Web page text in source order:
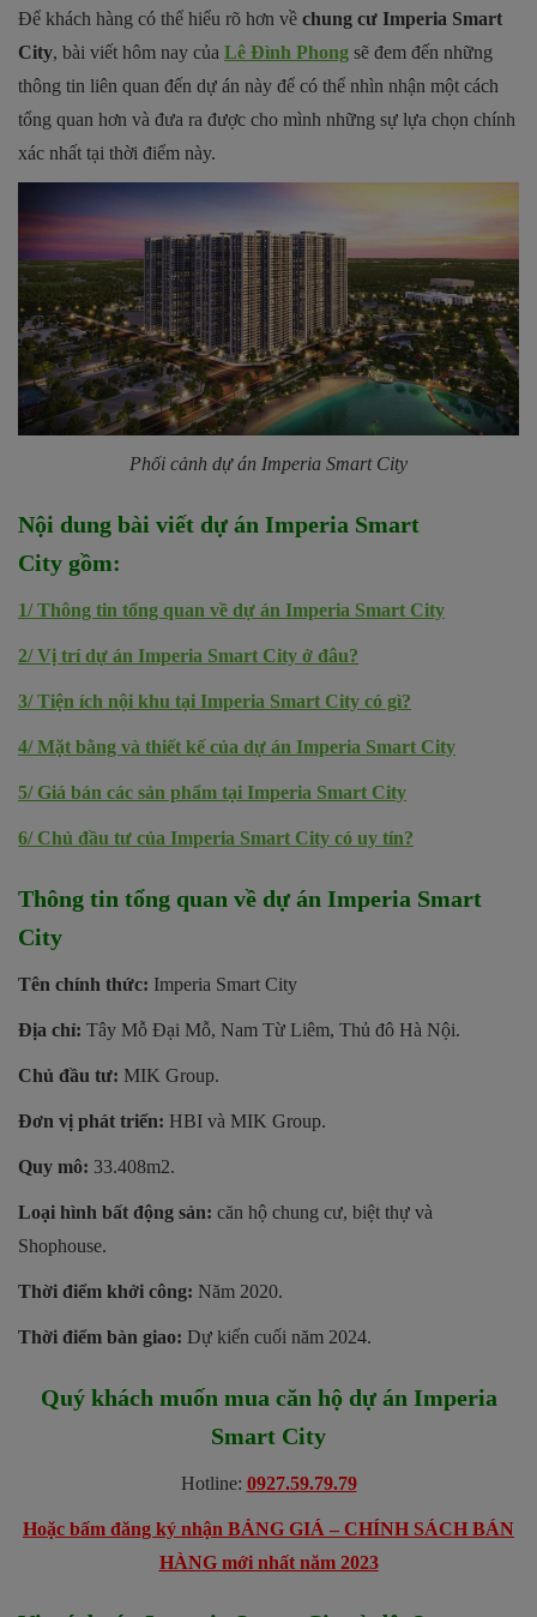
Để khách hàng có thể hiểu rõ hơn về chung cư Imperia Smart
City, bài viết hôm nay của Lê Đình Phong sẽ đem đến những
thông tin liên quan đến dự án này để có thể nhìn nhận một cách
tổng quan hơn và đưa ra được cho mình những sự lựa chọn chính
xác nhất tại thời điểm này.
Phối cảnh dự án Imperia Smart City
Nội dung bài viết dự án Imperia Smart
City gồm:
1/ Thông tin tổng quan về dự án Imperia Smart City
2/ Vị trí dự án Imperia Smart City ở đâu?
3/ Tiện ích nội khu tại Imperia Smart City có gì?
4/ Mặt bằng và thiết kế của dự án Imperia Smart City
5/ Giá bán các sản phẩm tại Imperia Smart City
6/ Chủ đầu tư của Imperia Smart City có uy tín?
Thông tin tổng quan về dự án Imperia Smart
City
Tên chính thức: Imperia Smart City
Địa chỉ: Tây Mỗ Đại Mỗ, Nam Từ Liêm, Thủ đô Hà Nội.
Chủ đầu tư: MIK Group.
Đơn vị phát triển: HBI và MIK Group.
Quy mô: 33.408m2.
Loại hình bất động sản: căn hộ chung cư, biệt thự và
Shophouse.
Thời điểm khởi công: Năm 2020.
Thời điểm bàn giao: Dự kiến cuối năm 2024.
Quý khách muốn mua căn hộ dự án Imperia
Smart City
Hotline: 0927.59.79.79
Hoặc bấm đăng ký nhận BẢNG GIÁ – CHÍNH SÁCH BÁN
HÀNG mới nhất năm 2023